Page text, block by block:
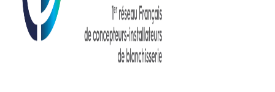
Installation d'une
pullman en centrale